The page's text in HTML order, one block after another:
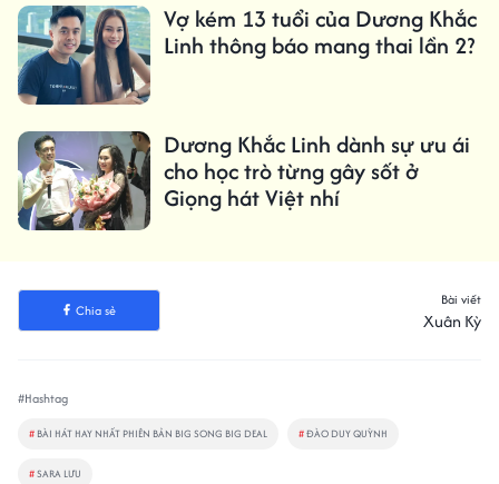
Vợ kém 13 tuổi của Dương Khắc
Linh thông báo mang thai lần 2?
Dương Khắc Linh dành sự ưu ái
cho học trò từng gây sốt ở
Giọng hát Việt nhí
Chia sẻ
Bài viết
Xuân Kỳ
#Hashtag
# BÀI HÁT HAY NHẤT PHIÊN BẢN BIG SONG BIG DEAL #ĐÀO DUY QUỲNH
#SARA LƯU